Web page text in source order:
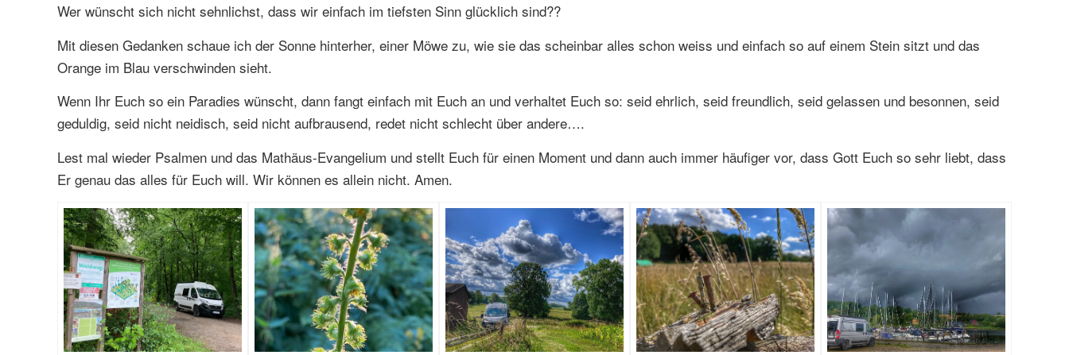
Wer wünscht sich nicht sehnlichst, dass wir einfach im tiefsten Sinn glücklich sind??
Mit diesen Gedanken schaue ich der Sonne hinterher, einer Möwe zu, wie sie das scheinbar alles schon weiss und einfach so auf einem Stein sitzt und das
Orange im Blau verschwinden sieht.
Wenn Ihr Euch so ein Paradies wünscht, dann fangt einfach mit Euch an und verhaltet Euch so: seid ehrlich, seid freundlich, seid gelassen und besonnen, seid
geduldig, seid nicht neidisch, seid nicht aufbrausend, redet nicht schlecht über andere….
Lest mal wieder Psalmen und das Mathäus-Evangelium und stellt Euch für einen Moment und dann auch immer häufiger vor, dass Gott Euch so sehr liebt, dass
Er genau das alles für Euch will. Wir können es allein nicht. Amen.